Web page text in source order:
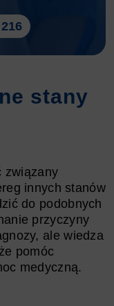
stany
związany
innych stanów
do podobnych
przyczyny
ale wiedza
pomóc
medyczną.